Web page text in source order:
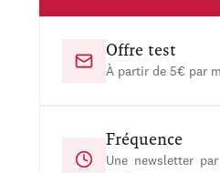
Offre test
À partir de 5€ par
Fréquence
Une newsletter